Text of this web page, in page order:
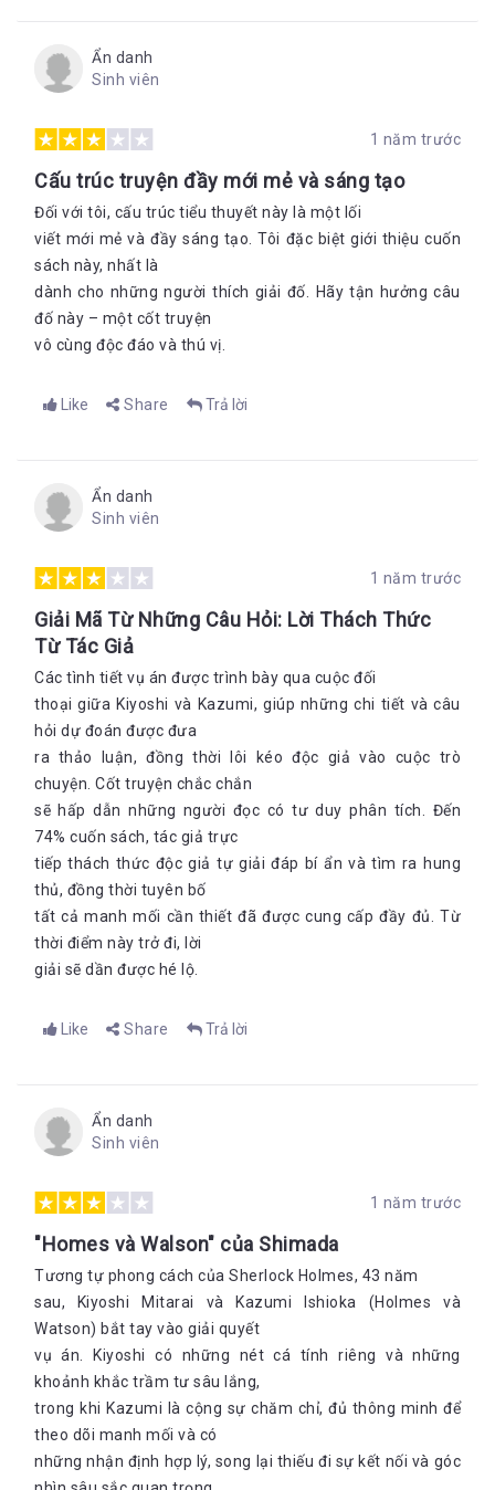
Ẩn danh
Sinh viên
1 năm trước
Cấu trúc truyện đầy mới mẻ và sáng tạo
Đối với tôi, cấu trúc tiểu thuyết này là một lối
viết mới mẻ và đầy sáng tạo. Tôi đặc biệt giới thiệu cuốn
sách này, nhất là
dành cho những người thích giải đố. Hãy tận hưởng câu
đố này – một cốt truyện
vô cùng độc đáo và thú vị.
Like Share Trả lời
Ẩn danh
Sinh viên
1 năm trước
Giải Mã Từ Những Câu Hỏi: Lời Thách Thức
Từ Tác Giả
Các tình tiết vụ án được trình bày qua cuộc đối
thoại giữa Kiyoshi và Kazumi, giúp những chi tiết và câu
hỏi dự đoán được đưa
ra thảo luận, đồng thời lôi kéo độc giả vào cuộc trò
chuyện. Cốt truyện chắc chắn
sẽ hấp dẫn những người đọc có tư duy phân tích. Đến
74% cuốn sách, tác giả trực
tiếp thách thức độc giả tự giải đáp bí ẩn và tìm ra hung
thủ, đồng thời tuyên bố
tất cả manh mối cần thiết đã được cung cấp đầy đủ. Từ
thời điểm này trở đi, lời
giải sẽ dần được hé lộ.
Like Share Trả lời
Ẩn danh
Sinh viên
1 năm trước
"Homes và Walson" của Shimada
Tương tự phong cách của Sherlock Holmes, 43 năm
sau, Kiyoshi Mitarai và Kazumi Ishioka (Holmes và
Watson) bắt tay vào giải quyết
vụ án. Kiyoshi có những nét cá tính riêng và những
khoảnh khắc trầm tư sâu lắng,
trong khi Kazumi là cộng sự chăm chỉ, đủ thông minh để
theo dõi manh mối và có
những nhận định hợp lý, song lại thiếu đi sự kết nối và góc